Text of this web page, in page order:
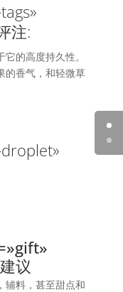
注:
的高度持久性。
的香气，和轻微草
议
辅料，甚至甜点和